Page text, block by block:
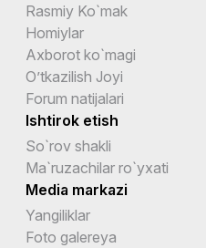
Rasmiy Ko`mak
Homiylar
Axborot ko`magi
O’tkazilish Joyi
Forum natijalari
Ishtirok etish
So`rov shakli
Ma`ruzachilar ro`yxati
Media markazi
Yangiliklar
Foto galereya